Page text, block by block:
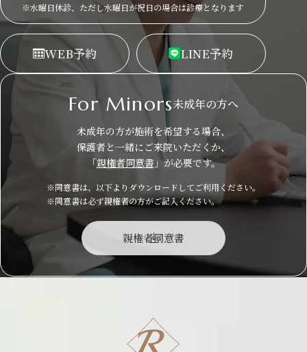
※水曜日休診、ただし水曜日が祝日の場合は診療となります
WEB予約 LINE予約
For Minors未成年の方へ
未成年の方が施術を希望する場合、
保護者と一緒にご来院いただくか、
「親権者同意書」が必要です。
※同意書は、以下よりダウンロードしてご利用ください。
※同意書は必ず親権者の方がご記入ください。
親権者同意書